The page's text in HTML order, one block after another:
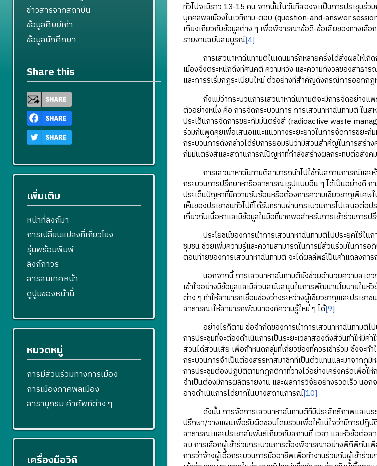
ทั่วไปจะมีราว 13-15 คน จากนั้นในวันที่สองจะเป็นการประชุมร่
บุคคลพลเมืองในเวทีถาม-ตอบ (question-and-answer
เถียงเกี่ยวกับข้อมูลต่าง ๆ เพื่อพิจารณาข้อดี-ข้อเสียของทางเลื
รายงานฉบับสมบูรณ์[4]
การเสวนาหาฉันทามติในเดนมาร์กหลายครั้งได้ส่งผลให้เกิด
เมืองจึงตระหนักถึงทัศนคติ ความหวัง และความกังวลของสาธาร
และการริเริ่มกฎระเบียบใหม่ ตัวอย่างที่สำคัญดังกรณีการออก
ถึงแม้ว่ากระบวนการเสวนาหาฉันทามติจะมีการจัดอย่างแพ
ตัวอย่างหนึ่ง คือ การจัดกระบวนการ การเสวนาหาฉันทามติ ใ
ประเด็นการจัดการขยะกัมมันตรังสี (radioactive waste
ร่วมกันพูดคุยเพื่อเสนอแนะแนวทางระยะยาวในการจัดการขย
กระบวนการดังกล่าวได้รับการยอมรับว่ามีส่วนสำคัญในการสร้าง
กัมมันตรังสีและสถานการณ์ปัญหาที่กำลังสร้างผลกระทบต่อสังค
การเสวนาหาฉันทามติสามารถนำไปใช้กับสถานการณ์และห้ว
กระบวนการปรึกษาหารือสาธารณะรูปแบบอื่น ๆ ได้เป็นอย่างดี ก
ประเด็นปัญหาที่มีความซับซ้อนหรือต้องการความเชี่ยวชาญพิเศษ
เห็นของประชาชนทั่วไปที่ได้รับทราบผ่านกระบวนการไปเสนอต่อ
เกี่ยวกับเนื้อหาและมีข้อมูลในมือที่มากพอสำหรับการเข้าร่วมกา
ประโยชน์ของการนำการเสวนาหาฉันทามติไปประยุคใช้ใน
ชุมชน ช่วยเพิ่มความรู้และความสามารถในการมีส่วนร่วมในการ
ตอนท้ายของการเสวนาหาฉันทามติ จะได้ผลลัพธ์เป็นคำแถลงก
นอกจากนี้ การเสวนาหาฉันทามติยังช่วยอำนวยความสะดว
เข้าใจอย่างมีข้อมูลและมีส่วนสนับสนุนในการพัฒนานโยบายในหั
ต่าง ๆ ทำให้สามารถเชื่อมช่องว่างระหว่างผู้เชี่ยวชาญและประช
สาธารณะให้สามารถพัฒนาองค์ความรู้ใหม่ ๆ ได้[9]
อย่างไรก็ตาม ข้อจำกัดของการนำการเสวนาหาฉันทามติไป
การประชุมที่จะต้องดำเนินการเป็นระยะเวลาสองถึงสี่วันทำให้มี
ส่วนได้ส่วนเสีย เพื่อกำหนดกลุ่มที่เกี่ยวข้องที่ควรเข้าร่วม ซึ่งจะท
กระบวนการจำเป็นต้องสรรหาสมาชิกที่เป็นตัวแทนและมาจากภู
การประชุมต้องปฏิบัติตามกฎกติกาที่วางไว้อย่างเคร่งครัดเพื่อให้
จำเป็นต้องมีการผลิตรายงาน และผลการวิจัยอย่างรวดเร็ว นอ
อาจดำเนินการได้ยากในบางสถานการณ์[10]
ดังนั้น การจัดการเสวนาหาฉันทามติที่มีประสิทธิภาพและบร
ปรึกษา/วางแผนเพื่อรับผิดชอบโดยรวมเพื่อให้แน่ใจว่ามีการปฏิ
สาธารณะและประชาสัมพันธ์เกี่ยวกับสถานที่ เวลา และหัวข้อต่อ
สม การเลือกผู้เข้าร่วมกระบวนการต้องพิจารณาอย่างพิถีพิถันเ
การว่าจ้างผู้เอื้อกระบวนการมืออาชีพเพื่อทำงานร่วมกับผู้เข้าร่ว
ข่าวสารจากสถาบัน
ข้อมูลศิษย์เก่า
ข้อมูลนักศึกษา
Share this
เพิ่มเติม
หน้าที่ลิงก์มา
การเปลี่ยนแปลงที่เกี่ยวโยง
รุ่นพร้อมพิมพ์
ลิงก์ถาวร
สารสนเทศหน้า
ดูปูมของหน้านี้
หมวดหมู่
การมีส่วนร่วมทางการเมือง
การเมืองภาคพลเมือง
สารานุกรม คำศัพท์ต่าง ๆ
เครื่องมือวิกิ